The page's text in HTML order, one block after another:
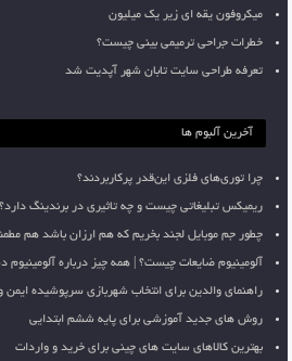
میکروفون یقه ای زیر یک میلیون
خطرات جراحی ترمیمی بینی چیست؟
تعرفه طراحی سایت تابان شهر آپدیت شد
آخرین آلبوم ها
چرا توری‌های فلزی این‌قدر پرکاربردند؟
ریمیکس تبلیغاتی چیست و چه تاثیری در برندینگ دارد؟
چطور جم موبایل لجند بخریم که هم ارزان باشد هم
آلومینیوم ضایعات چیست؟ | همه چیز درباره
راهنمای والدین برای انتخاب شهربازی سرپوشیده
روش های جدید آموزشی برای پایه ششم ابتدایی
بهترین کالاهای سایت های چینی برای خرید و واردات